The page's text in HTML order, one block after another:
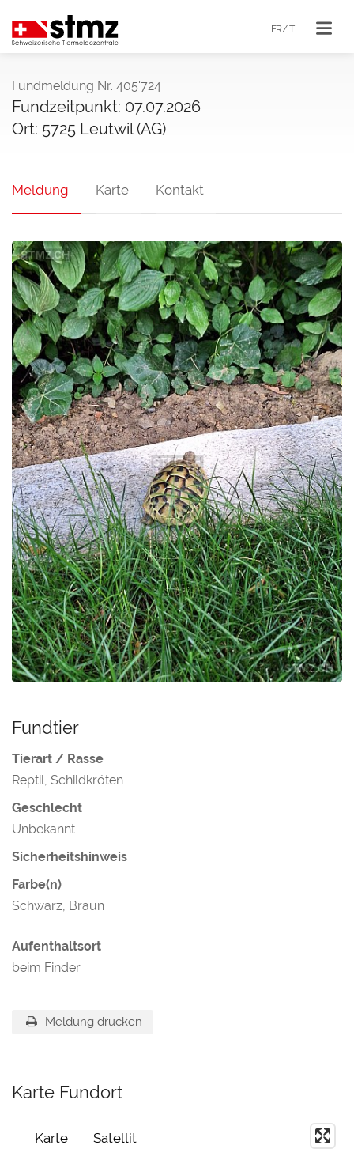
FR/IT
Fundmeldung Nr. 405'724
Fundzeitpunkt: 07.07.2026
Ort: 5725 Leutwil (AG)
Meldung Karte Kontakt
Fundtier
Tierart / Rasse
Reptil, Schildkröten
Geschlecht
Unbekannt
Sicherheitshinweis
Farbe(n)
Schwarz, Braun
Aufenthaltsort
beim Finder
Meldung drucken
Karte Fundort
Karte Satellit